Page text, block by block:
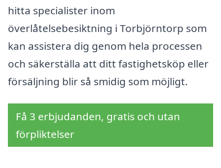
hitta specialister inom
överlåtelsebesiktning i Torbjörntorp som
kan assistera dig genom hela processen
och säkerställa att ditt fastighetsköp eller
försäljning blir så smidig som möjligt.
Få 3 erbjudanden, gratis och utan
förpliktelser